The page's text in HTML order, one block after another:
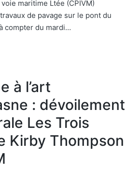
maritime Ltée (CPIVM)
de pavage sur le pont du
compter du mardi…
à l’art
: dévoilement
Les Trois
Kirby Thompson